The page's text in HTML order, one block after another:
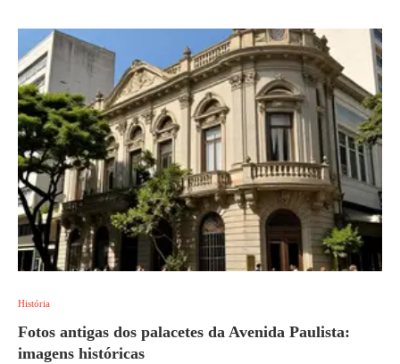
História
Fotos antigas dos palacetes da Avenida Paulista:
imagens históricas